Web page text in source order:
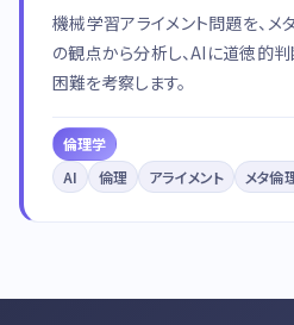
機械学習アライメント問題を、メ
の観点から分析し、AIに道徳的
困難を考察します。
倫理学
AI
倫理 アライメント メタ倫